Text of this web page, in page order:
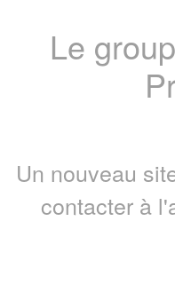
Le
Un nouveau
contacter à